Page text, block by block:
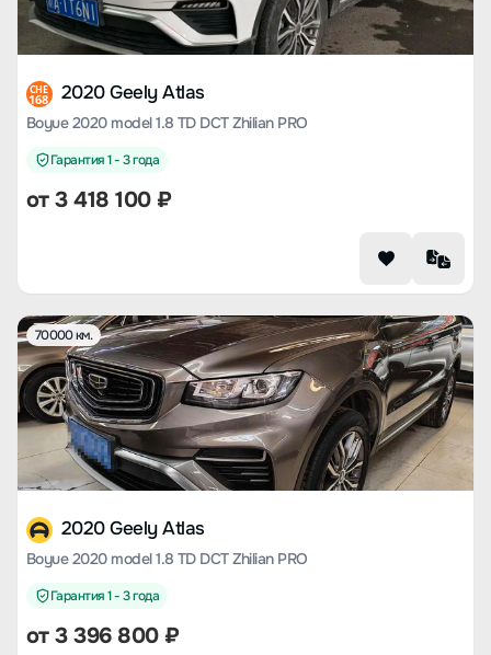
CHE
168 2020 Geely Atlas
Boyue 2020 model 1.8 TD DCT Zhilian PRO
Гарантия 1 - 3 года
от3 418 100₽
70000 км.
2020 Geely Atlas
Boyue 2020 model 1.8 TD DCT Zhilian PRO
Гарантия 1 - 3 года
от3 396 800₽